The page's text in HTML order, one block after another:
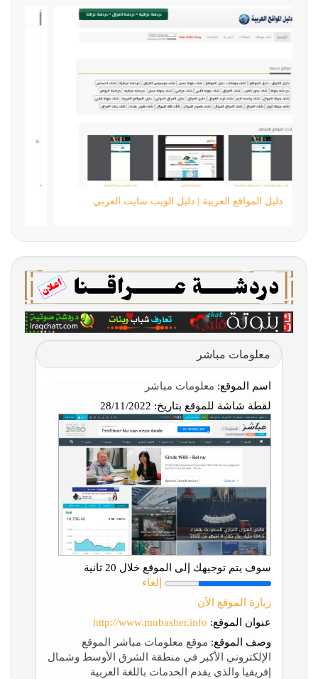
دليل المواقع العربية | دليل الويب سايت العربي
معلومات مباشر
اسم الموقع: معلومات مباشر
لقطة شاشة للموقع بتاريخ:
سوف يتم توجيهك إلى الموقع خلال 20 ثانية
إلغاء
زيارة الموقع الآن
عنوان الموقع: http://www.mubasher.info
وصف الموقع: موقع معلومات مباشر الموقع
الإلكتروني الأكبر في منطقة الشرق الأوسط وشمال
إفريقيا والذي يقدم الخدمات باللغة العربية